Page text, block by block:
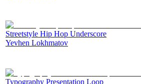
Streetstyle Hip Hop Underscore
Yevhen Lokhmatov
Typography Presentation Loop